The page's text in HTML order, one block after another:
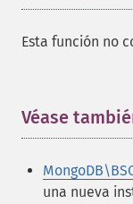
Esta función no
Véase
una nueva